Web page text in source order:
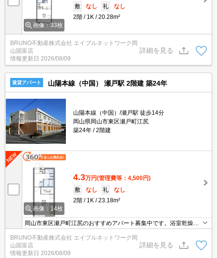
画像：33枚
敷
なし 礼
なし
2階
1K 20.28m²
BRUNO不動産株式会社 エイブルネットワーク岡
山国富店
情報更新日 2026/08/09
詳細を見る
賃貸アパート 山陽本線（中国） 瀬戸駅 2階建 築24年
山陽本線（中国）/瀬戸駅 徒歩14分
岡山県岡山市東区瀬戸町江尻
築24年
2階建
画像：14枚
4.3万円(管理費等：4,500円)
敷
なし 礼
なし
2階
1K 23.18m²
岡山市東区瀬戸町江尻のおすすめアパート募集中です。浴室乾燥機
付き。お気軽にお問い合わせください。
BRUNO不動産株式会社 エイブルネットワーク岡
山国富店
情報更新日 2026/08/09
詳細を見る